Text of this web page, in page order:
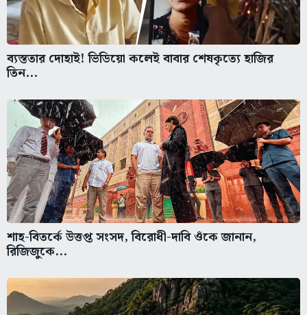
ব্যস্ততার দোহাই! ভিডিয়ো কলেই বাবার শেষকৃত্যে হাজির
তিন...
শাহ-বিতর্কে উত্তপ্ত সংসদ, বিরোধী-দাবি ওঁকে জানান,
রিজিজুকে...